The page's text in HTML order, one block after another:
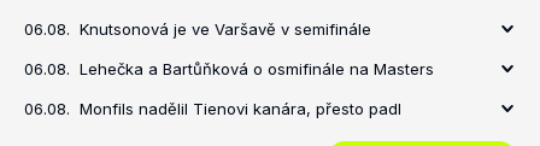
06.08. Knutsonová je ve Varšavě v semifinále
06.08. Lehečka a Bartůňková o osmifinále na Masters
06.08. Monfils nadělil Tienovi kanára, přesto padl